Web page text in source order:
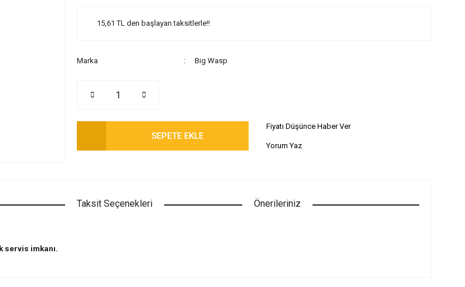
15,61 TL den başlayan taksitlerle!!
Marka Big Wasp
SEPETE EKLE
Fiyatı Düşünce Haber Ver
Yorum Yaz
Taksit Seçenekleri Önerileriniz
servis imkanı.